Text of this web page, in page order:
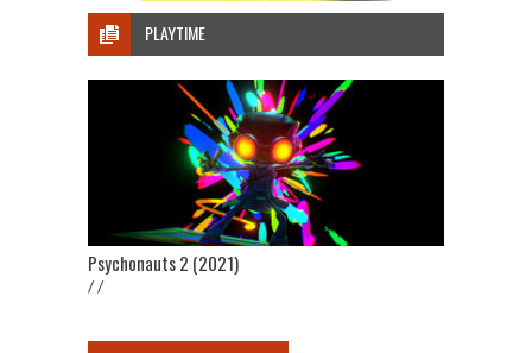
PLAYTIME
Psychonauts 2 (2021)
/ /